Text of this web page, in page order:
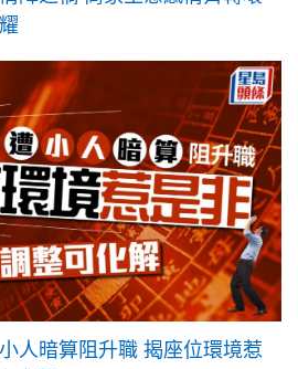
人暗算阻升職 揭座位環境惹